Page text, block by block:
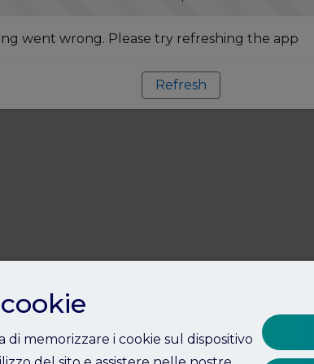
went wrong. Please try refreshing the app
Refresh
memorizzare i cookie sul dispositivo